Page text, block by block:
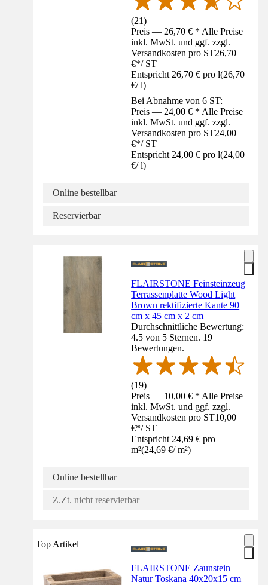
(21)
Preis — 26,70 € * Alle Preise
inkl. MwSt. und ggf. zzgl.
Versandkosten pro ST26,70
€*/ ST
Entspricht 26,70 € pro l(26,70
€/ l)
Bei Abnahme von 6 ST:
Preis — 24,00 € * Alle Preise
inkl. MwSt. und ggf. zzgl.
Versandkosten pro ST24,00
€*/ ST
Entspricht 24,00 € pro l(24,00
€/ l)
Online bestellbar
Reservierbar
FLAIRSTONE Feinsteinzeug
Terrassenplatte Wood Light
Brown rektifizierte Kante 90
cm x 45 cm x 2 cm
Durchschnittliche Bewertung:
4.5 von 5 Sternen. 19
Bewertungen.
(19)
Preis — 10,00 € * Alle Preise
inkl. MwSt. und ggf. zzgl.
Versandkosten pro ST10,00
€*/ ST
Entspricht 24,69 € pro
m²(24,69 €/ m²)
Online bestellbar
Z.Zt. nicht reservierbar
Top Artikel
FLAIRSTONE Zaunstein
Natur Toskana 40x20x15 cm